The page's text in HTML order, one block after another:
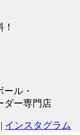
ル・
ダー専門店
| インスタグラム